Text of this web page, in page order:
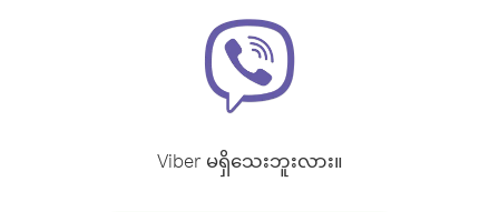
Viber မရှိသေးဘူးလား။